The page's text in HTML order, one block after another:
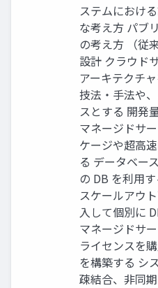
ステムにおけ
な考え方 パブ
の考え方 （従
設計 クラウド
アーキテクチ
技法・手法や
スとする 開発
マネージドサ
ケージや超高
る データベー
の DB を利用
スケールアウ
入して個別に
マネージドサ
ライセンスを
を構築する シ
疎結合、非同